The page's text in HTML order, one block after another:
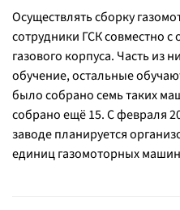
Осуществлять сборку
сотрудники ГСК совместно
газового корпуса. Часть из
обучение, остальные
было собрано семь таких
собрано ещё 15. С февраля
заводе планируется
единиц газомоторных